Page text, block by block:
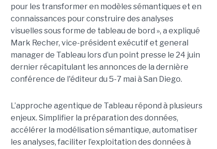
pour les transformer en modèles sémantiques et en
connaissances pour construire des analyses
visuelles sous forme de tableau de bord », a expliqué
Mark Recher, vice-président exécutif et general
manager de Tableau lors d’un point presse le 24 juin
dernier récapitulant les annonces de la dernière
conférence de l'éditeur du 5-7 mai à San Diego.
L’approche agentique de Tableau répond à plusieurs
enjeux. Simplifier la préparation des données,
accélérer la modélisation sémantique, automatiser
les analyses, faciliter l’exploitation des données à